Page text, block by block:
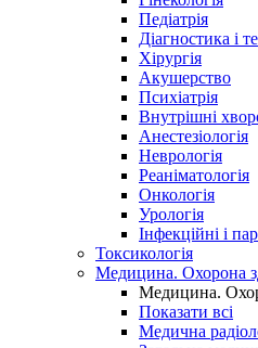
Педіатрія
Діагностика і
Хірургія
Акушерство
Психіатрія
Внутрішні
Анестезіологія
Неврологія
Реаніматологія
Онкологія
Урологія
Інфекційні і
Токсикологія
Медицина. Охорона
Медицина.
Показати всі
Медична